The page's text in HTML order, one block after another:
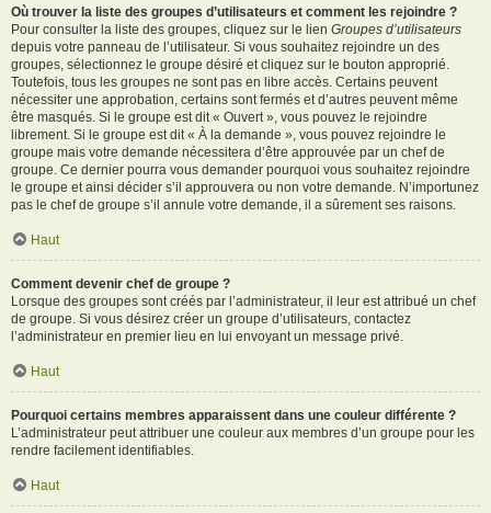
Où trouver la liste des groupes d’utilisateurs et comment les rejoindre ?
Pour consulter la liste des groupes, cliquez sur le lien Groupes d’utilisateurs
depuis votre panneau de l’utilisateur. Si vous souhaitez rejoindre un des
groupes, sélectionnez le groupe désiré et cliquez sur le bouton approprié.
Toutefois, tous les groupes ne sont pas en libre accès. Certains peuvent
nécessiter une approbation, certains sont fermés et d’autres peuvent même
être masqués. Si le groupe est dit « Ouvert », vous pouvez le rejoindre
librement. Si le groupe est dit « À la demande », vous pouvez rejoindre le
groupe mais votre demande nécessitera d’être approuvée par un chef de
groupe. Ce dernier pourra vous demander pourquoi vous souhaitez rejoindre
le groupe et ainsi décider s’il approuvera ou non votre demande. N’importunez
pas le chef de groupe s’il annule votre demande, il a sûrement ses raisons.
Haut
Comment devenir chef de groupe ?
Lorsque des groupes sont créés par l’administrateur, il leur est attribué un chef
de groupe. Si vous désirez créer un groupe d’utilisateurs, contactez
l’administrateur en premier lieu en lui envoyant un message privé.
Haut
Pourquoi certains membres apparaissent dans une couleur différente ?
L’administrateur peut attribuer une couleur aux membres d’un groupe pour les
rendre facilement identifiables.
Haut